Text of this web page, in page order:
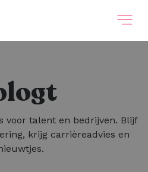
voor talent en bedrijven. Blijf
krijg carrièreadvies en